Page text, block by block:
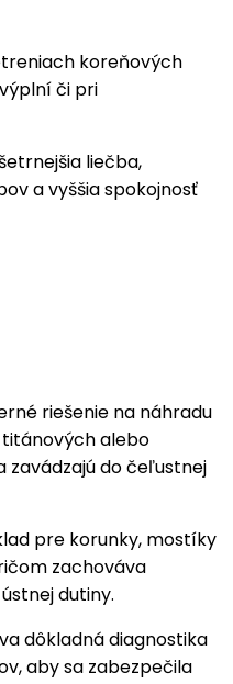
koreňových
či pri
liečba,
a vyššia spokojnosť
riešenie na náhradu
alebo
zavádzajú do čeľustnej
pre korunky, mostíky
zachováva
dutiny.
dôkladná diagnostika
aby sa zabezpečila